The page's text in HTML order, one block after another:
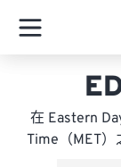
在 Eastern
Time（MET）